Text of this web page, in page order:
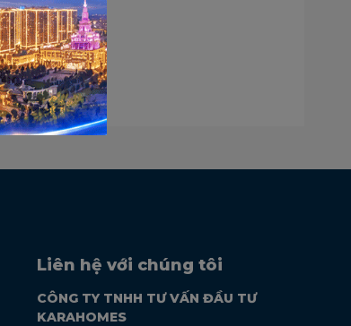
Liên hệ với chúng tôi
CÔNG TY TNHH TƯ VẤN ĐẦU TƯ
KARAHOMES